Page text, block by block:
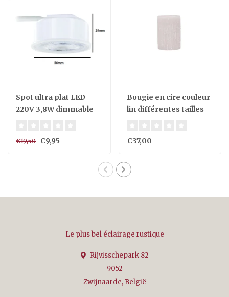
Spot ultra plat LED
220V 3,8W dimmable
€19,50 €9,95
Bougie en cire couleur
lin différentes tailles
€37,00
Le plus bel éclairage rustique
Rijvisschepark 82
9052
Zwijnaarde, België